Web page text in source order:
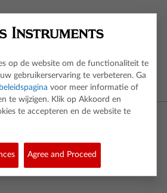
op de website om de functionaliteit te
gebruikerservaring te verbeteren. Ga
voor meer informatie of
te wijzigen. Klik op Akkoord en
te accepteren en de website te
Agree and Proceed